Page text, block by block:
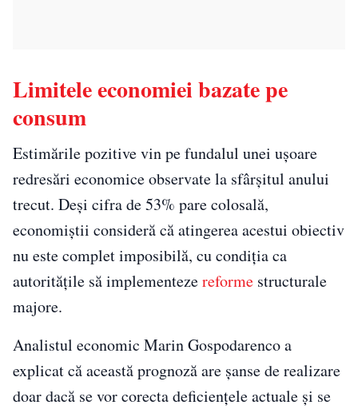
Limitele economiei bazate pe
consum
Estimările pozitive vin pe fundalul unei ușoare
redresări economice observate la sfârșitul anului
trecut. Deși cifra de 53% pare colosală,
economiștii consideră că atingerea acestui obiectiv
nu este complet imposibilă, cu condiția ca
autoritățile să implementezereforme structurale
majore.
Analistul economic Marin Gospodarenco a
explicat că această prognoză are șanse de realizare
doar dacă se vor corecta deficiențele actuale și se